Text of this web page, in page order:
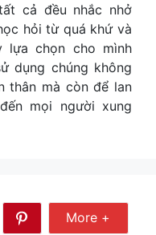
cả đều nhắc nhở
hỏi từ quá khứ và
lựa chọn cho mình
dụng chúng không
thân mà còn để lan
mọi người xung
Share
More +